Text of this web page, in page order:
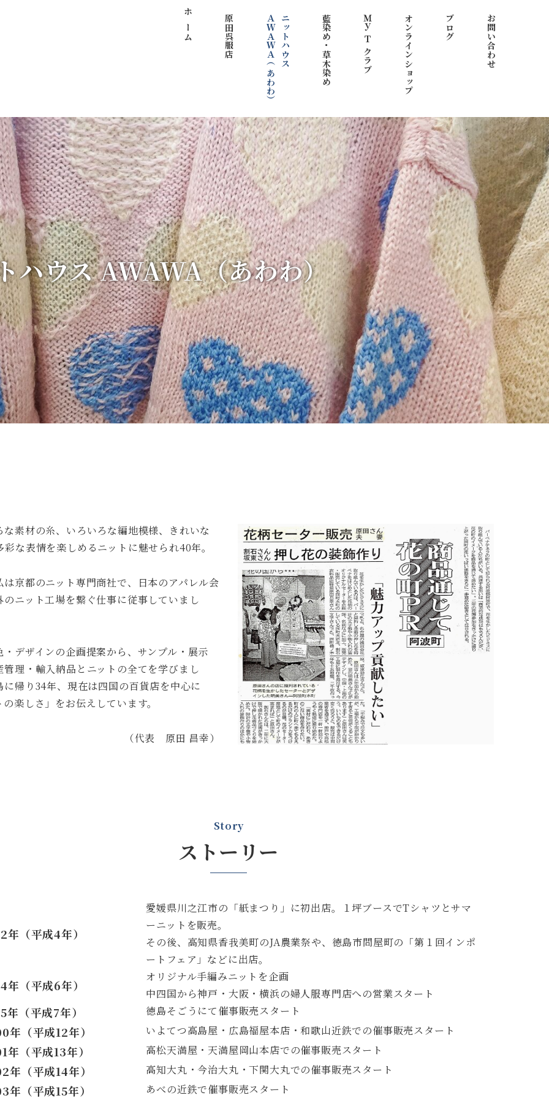
ホーム 原田呉服店 ニットハウス
ＡＷＡＷＡ（あわわ） 藍染め・草木染め Ｍｙ Ｔ クラブ オンラインショップ ブログ お問い合わせ
ハウス AWAWA（あわわ）
な素材の糸、いろいろな編地模様、きれいな
な表情を楽しめるニットに魅せられ40年。
は京都のニット専門商社で、日本のアパレル会
のニット工場を繋ぐ仕事に従事していまし
・デザインの企画提案から、サンプル・展示
管理・輸入納品とニットの全てを学びまし
に帰り34年、現在は四国の百貨店を中心に
楽しさ」をお伝えしています。
（代表 原田 昌幸）
Story
ストーリー
年（平成4年）
愛媛県川之江市の「紙まつり」に初出店。１坪ブースでTシャツとサマ
ーニットを販売。
その後、高知県香我美町のJA農業祭や、徳島市問屋町の「第１回インポ
ートフェア」などに出店。
年（平成6年）
オリジナル手編みニットを企画
中四国から神戸・大阪・横浜の婦人服専門店への営業スタート
年（平成7年） 徳島そごうにて催事販売スタート
年（平成12年） いよてつ高島屋・広島福屋本店・和歌山近鉄での催事販売スタート
年（平成13年） 高松天満屋・天満屋岡山本店での催事販売スタート
年（平成14年） 高知大丸・今治大丸・下関大丸での催事販売スタート
年（平成15年） あべの近鉄で催事販売スタート